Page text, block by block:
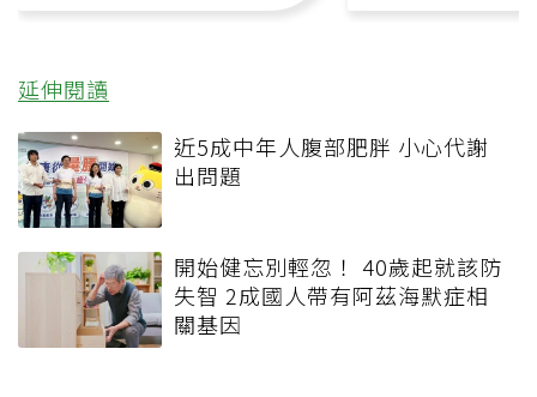
延伸閱讀
近5成中年人腹部肥胖 小心代謝
出問題
開始健忘別輕忽！ 40歲起就該防
失智 2成國人帶有阿茲海默症相
關基因